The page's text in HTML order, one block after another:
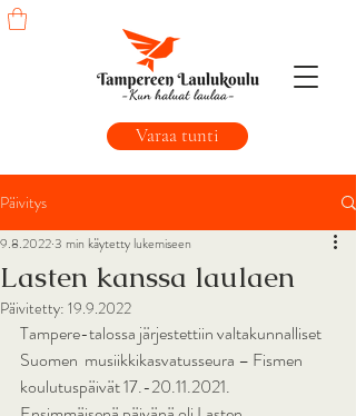
Varaa tunti
Päivitys
Lasten kanssa laulaen
9.8.20223 min käytetty lukemiseen
Päivitetty: 19.9.2022
Tampere-talossa järjestettiin valtakunnalliset
Suomen  musiikkikasvatusseura – Fismen
koulutuspäivät 17.-20.11.2021.